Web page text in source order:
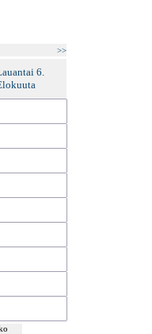
>>
6.